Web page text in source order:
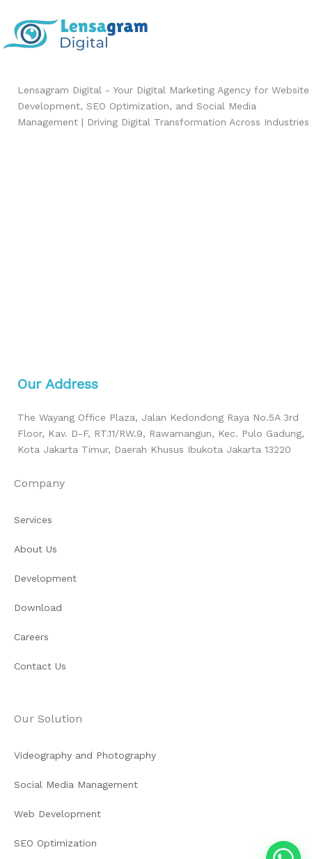
Lensagram Digital - Your Digital Marketing Agency for Website
Development, SEO Optimization, and Social Media
Management | Driving Digital Transformation Across Industries
Our Address
The Wayang Office Plaza, Jalan Kedondong Raya No.5A 3rd
Floor, Kav. D-F, RT.11/RW.9, Rawamangun, Kec. Pulo Gadung,
Kota Jakarta Timur, Daerah Khusus Ibukota Jakarta 13220
Company
Services
About Us
Development
Download
Careers
Contact Us
Our Solution
Videography and Photography
Social Media Management
Web Development
SEO Optimization